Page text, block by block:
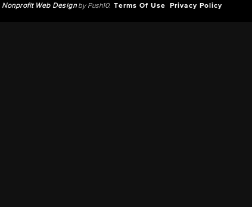
Nonprofit Web Designby Push10. Terms Of Use Privacy Policy